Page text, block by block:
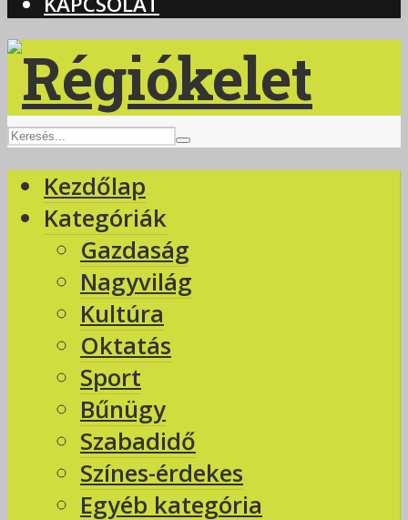
Kezdőlap
Kategóriák
Gazdaság
Nagyvilág
Kultúra
Oktatás
Sport
Bűnügy
Szabadidő
Színes-érdekes
Egyéb kategória